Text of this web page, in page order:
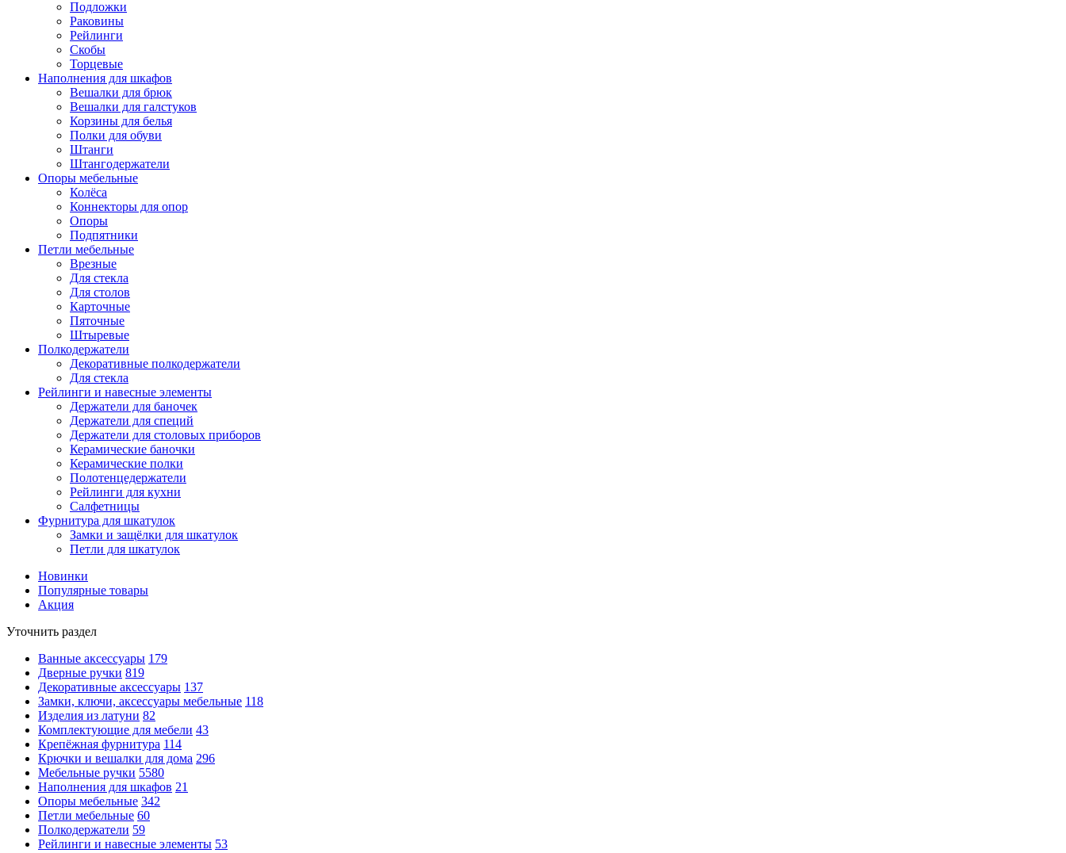
Подложки
Раковины
Рейлинги
Скобы
Торцевые
Наполнения для шкафов
Вешалки для брюк
Вешалки для галстуков
Корзины для белья
Полки для обуви
Штанги
Штангодержатели
Опоры мебельные
Колёса
Коннекторы для опор
Опоры
Подпятники
Петли мебельные
Врезные
Для стекла
Для столов
Карточные
Пяточные
Штыревые
Полкодержатели
Декоративные полкодержатели
Для стекла
Рейлинги и навесные элементы
Держатели для баночек
Держатели для специй
Держатели для столовых приборов
Керамические баночки
Керамические полки
Полотенцедержатели
Рейлинги для кухни
Салфетницы
Фурнитура для шкатулок
Замки и защёлки для шкатулок
Петли для шкатулок
Новинки
Популярные товары
Акция
Уточнить раздел
Ванные аксессуары 179
Дверные ручки 819
Декоративные аксессуары 137
Замки, ключи, аксессуары мебельные 118
Изделия из латуни 82
Комплектующие для мебели 43
Крепёжная фурнитура 114
Крючки и вешалки для дома 296
Мебельные ручки 5580
Наполнения для шкафов 21
Опоры мебельные 342
Петли мебельные 60
Полкодержатели 59
Рейлинги и навесные элементы 53